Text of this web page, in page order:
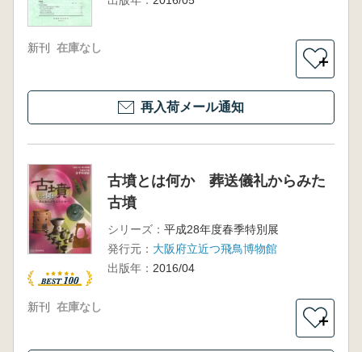
新刊 在庫なし
＋
再入荷メール通知
古墳とは何か 葬送儀礼からみた
古墳
シリーズ： 平成28年度春季特別展
発行元： 大阪府立近つ飛鳥博物館
出版年： 2016/04
新刊 在庫なし
＋